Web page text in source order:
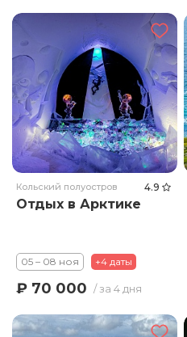
Кольский полуостров 4.9
Отдых в Арктике
05 – 08 ноя +4 даты
₽ 70 000 / за 4 дня